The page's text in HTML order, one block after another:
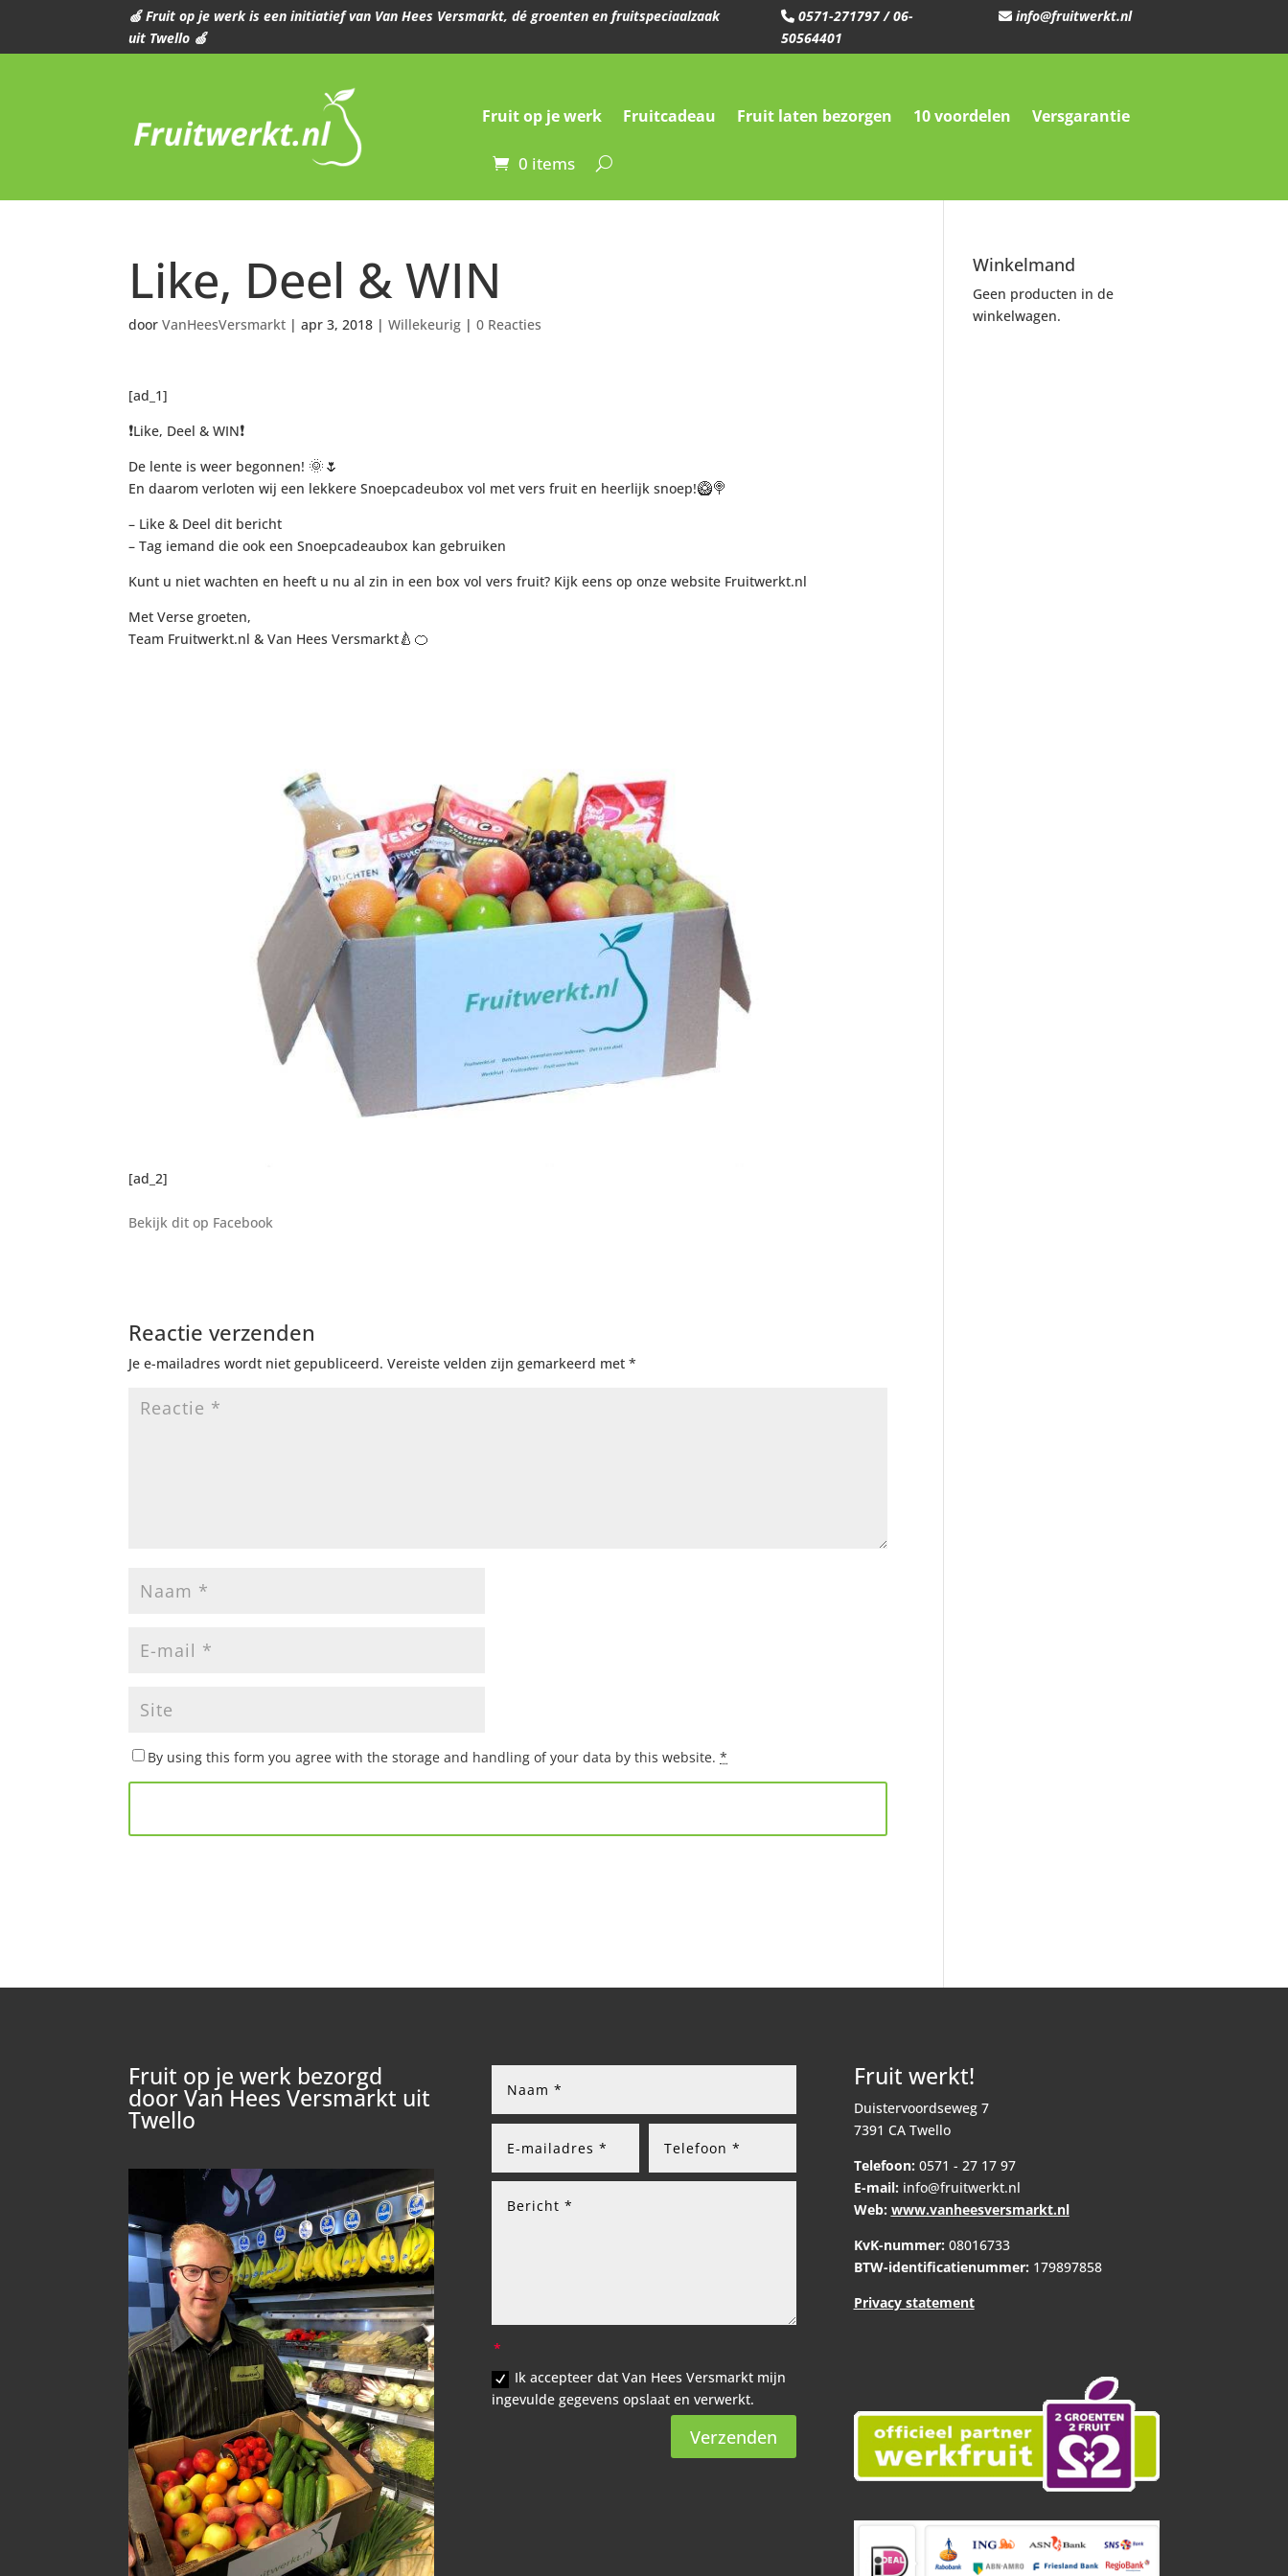
🍏 Fruit op je werk is een initiatief van Van Hees Versmarkt, dé groenten en fruitspeciaalzaak
uit Twello 🍏
0571-271797/06-
50564401
info@fruitwerkt.nl
Fruit op je werk Fruitcadeau Fruit laten bezorgen 10 voordelen Versgarantie
0 items
Like, Deel & WIN
doorVanHeesVersmarkt |apr 3, 2018 |Willekeurig |0 Reacties
[ad_1]
❗Like, Deel & WIN❗
De lente is weer begonnen! 🌞🌷
En daarom verloten wij een lekkere Snoepcadeubox vol met vers fruit en heerlijk snoep!🥝🍭
– Like & Deel dit bericht
– Tag iemand die ook een Snoepcadeaubox kan gebruiken
Kunt u niet wachten en heeft u nu al zin in een box vol vers fruit? Kijk eens op onze website Fruitwerkt.nl
Met Verse groeten,
Team Fruitwerkt.nl & Van Hees Versmarkt🍐 🍊
[ad_2]
Bekijk dit op Facebook
Reactie verzenden
Je e-mailadres wordt niet gepubliceerd. Vereiste velden zijn gemarkeerd met*
By using this form you agree with the storage and handling of your data by this website.*
Winkelmand
Geen producten in de
winkelwagen.
Fruit op je werk bezorgd
door Van Hees Versmarkt uit
Twello
Ik accepteer dat Van Hees Versmarkt mijn
ingevulde gegevens opslaat en verwerkt.
Verzenden
Fruit werkt!
Duistervoordseweg 7
7391 CA Twello
Telefoon: 0571 - 27 17 97
E-mail: info@fruitwerkt.nl
Web: www.vanheesversmarkt.nl
KvK-nummer: 08016733
BTW-identificatienummer: 179897858
Privacy statement